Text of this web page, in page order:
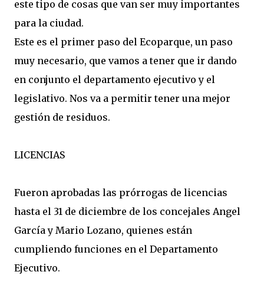
este tipo de cosas que van ser muy importantes
para la ciudad.
Este es el primer paso del Ecoparque, un paso
muy necesario, que vamos a tener que ir dando
en conjunto el departamento ejecutivo y el
legislativo. Nos va a permitir tener una mejor
gestión de residuos.
LICENCIAS
Fueron aprobadas las prórrogas de licencias
hasta el 31 de diciembre de los concejales Angel
García y Mario Lozano, quienes están
cumpliendo funciones en el Departamento
Ejecutivo.